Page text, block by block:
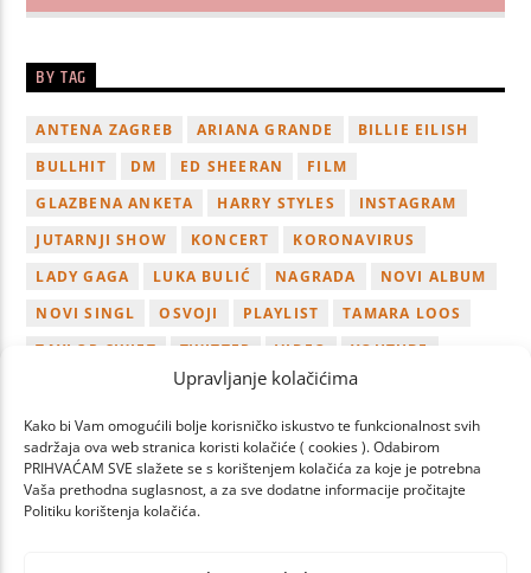
Upravljanje kolačićima
Kako bi Vam omogućili bolje korisničko iskustvo te funkcionalnost svih
sadržaja ova web stranica koristi kolačiće ( cookies ). Odabirom
PRIHVAĆAM SVE slažete se s korištenjem kolačića za koje je potrebna
Vaša prethodna suglasnost, a za sve dodatne informacije pročitajte
Politiku korištenja kolačića.
BY TAG
ANTENA ZAGREB ARIANA GRANDE
BILLIE EILISH
BULLHIT
DM ED SHEERAN
FILM
GLAZBENA ANKETA
HARRY STYLES
INSTAGRAM
JUTARNJI SHOW
KONCERT
KORONAVIRUS
LADY GAGA
LUKA BULIĆ NAGRADA
NOVI ALBUM
NOVI SINGL
OSVOJI PLAYLIST
TAMARA LOOS
TAYLOR SWIFT
TWITTER VIDEO
YOUTUBE